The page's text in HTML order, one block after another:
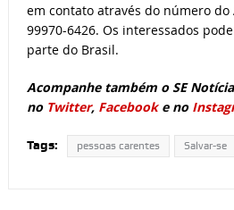
em contato através do número do
99970-6426. Os interessados
parte do Brasil.
Acompanhe também o SE
no Twitter, Facebooke no
Tags: pessoas carentes Salvar-se